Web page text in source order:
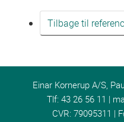
Tilbage til
Einar Kornerup A/S,
Tlf: 43 26 56 11 |
CVR: 79095311 |